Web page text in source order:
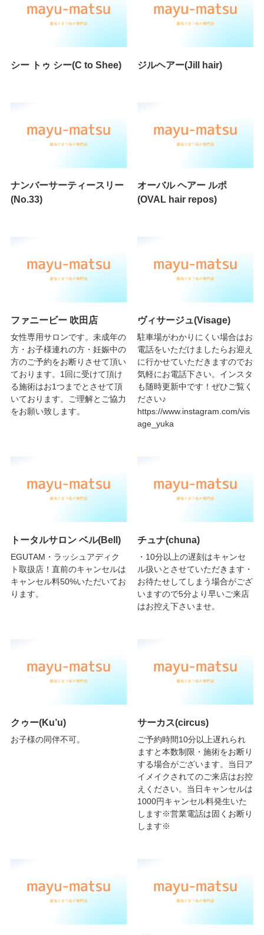
シー トゥ シー(C to Shee) ジルヘアー(Jill hair)
ナンバーサーティースリー
(No.33)
オーバル ヘアー ルポ
(OVAL hair repos)
ファニービー 吹田店
女性専用サロンです。未成年の
方・お子様連れの方・妊娠中の
方のご予約をお断りさせて頂い
ております。1回に受けて頂け
る施術はお1つまでとさせて頂
いております。ご理解とご協力
をお願い致します。
ヴィサージュ(Visage)
駐車場がわかりにくい場合はお
電話をいただけましたらお迎え
に行かせていただきますのでお
気軽にお電話下さい。インスタ
も随時更新中です！ぜひご覧く
ださい♪
https://www.instagram.com/vis
age_yuka
トータルサロン ベル(Bell)
EGUTAM・ラッシュアディク
ト取扱店！直前のキャンセルは
キャンセル料50%いただいてお
ります。
チュナ(chuna)
・10分以上の遅刻はキャンセ
ル扱いとさせていただきます・
お待たせしてしまう場合がござ
いますので5分より早いご来店
はお控え下さいませ。
クゥー(Ku’u)
お子様の同伴不可。
サーカス(circus)
ご予約時間10分以上遅れられ
ますと本数制限・施術をお断り
する場合がございます。当日ア
イメイクされてのご来店はお控
えください。当日キャンセルは
1000円キャンセル料発生いた
します※営業電話は固くお断り
します※